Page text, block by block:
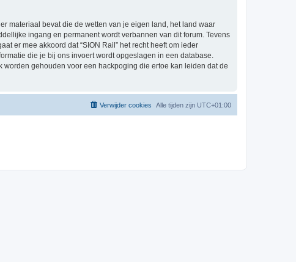
materiaal bevat die de wetten van je eigen land, het land waar
ingang en permanent wordt verbannen van dit forum. Tevens
er mee akkoord dat “SION Rail” het recht heeft om ieder
die je bij ons invoert wordt opgeslagen in een database.
worden gehouden voor een hackpoging die ertoe kan leiden dat de
Alle tijden zijn UTC+01:00
Verwijder cookies